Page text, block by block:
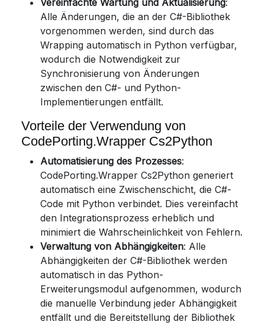
Vereinfachte Wartung und Aktualisierung:
Alle Änderungen, die an der C#-Bibliothek
vorgenommen werden, sind durch das
Wrapping automatisch in Python verfügbar,
wodurch die Notwendigkeit zur
Synchronisierung von Änderungen
zwischen den C#- und Python-
Implementierungen entfällt.
Vorteile der Verwendung von
CodePorting.Wrapper Cs2Python
Automatisierung des Prozesses:
CodePorting.Wrapper Cs2Python generiert
automatisch eine Zwischenschicht, die C#-
Code mit Python verbindet. Dies vereinfacht
den Integrationsprozess erheblich und
minimiert die Wahrscheinlichkeit von Fehlern.
Verwaltung von Abhängigkeiten: Alle
Abhängigkeiten der C#-Bibliothek werden
automatisch in das Python-
Erweiterungsmodul aufgenommen, wodurch
die manuelle Verbindung jeder Abhängigkeit
entfällt und die Bereitstellung der Bibliothek